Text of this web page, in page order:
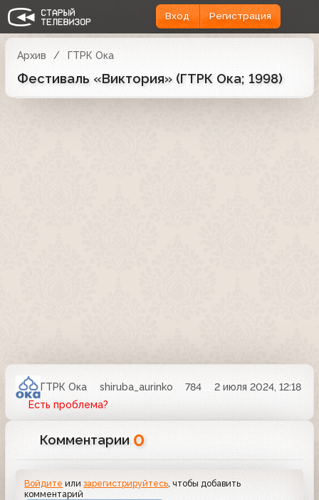
Вход Регистрация
Архив ГТРК Ока
Фестиваль «Виктория» (ГТРК Ока; 1998)
ГТРК Ока shiruba_aurinko 784
2 июля 2024, 12:18
Есть проблема?
Комментарии 0
Войдите илизарегистрируйтесь , чтобы добавить
комментарий